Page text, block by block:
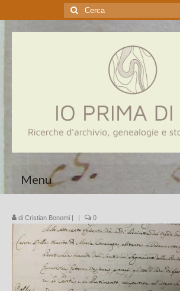
Cerca:
Menu
Genealogia
Aziende
Chi sono
di Cristian Bonomi | | 0